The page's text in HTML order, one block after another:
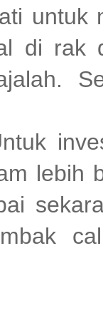
untuk
di rak
lebih